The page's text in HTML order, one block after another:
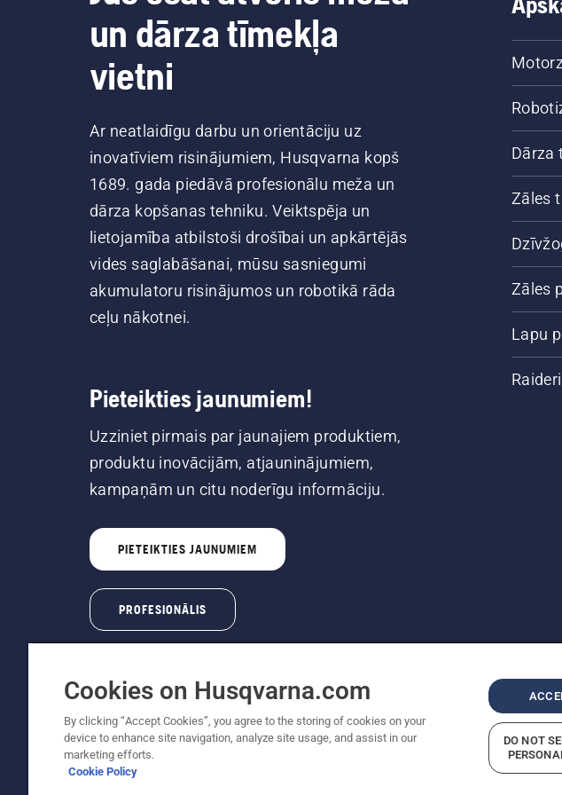
un dārza tīmekļa
vietni
Ar neatlaidīgu darbu un orientāciju uz
inovatīviem risinājumiem, Husqvarna kopš
1689. gada piedāvā profesionālu meža un
dārza kopšanas tehniku. Veiktspēja un
lietojamība atbilstoši drošībai un apkārtējās
vides saglabāšanai, mūsu sasniegumi
akumulatoru risinājumos un robotikā rāda
ceļu nākotnei.
Pieteikties jaunumiem!
Uzziniet pirmais par jaunajiem produktiem,
produktu inovācijām, atjauninājumiem,
kampaņām un citu noderīgu informāciju.
PIETEIKTIES JAUNUMIEM
PROFESIONĀLIS
Dārza
Zāles
Zāles
Lapu
Raideri
Autortiesības — 2022 Husqvarna AB (publ). Visas tiesības ir
Sīkfailu politika Paziņojums par konfidencialitāti
Cookies on Husqvarna.com
By clicking “Accept Cookies”, you agree to the storing of cookies on your
device to enhance site navigation, analyze site usage, and assist in our
marketing efforts.
Cookie Policy
DO NOT